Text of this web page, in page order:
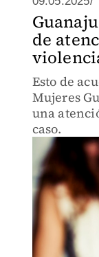
de
Esto de
Mujeres
una
caso.